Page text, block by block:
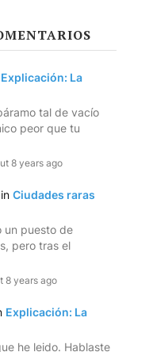
Explicación: La
tal de vacío
peor que tu
8 years ago
Ciudades raras
un puesto de
pero tras el
8 years ago
Explicación: La
he leido. Hablaste